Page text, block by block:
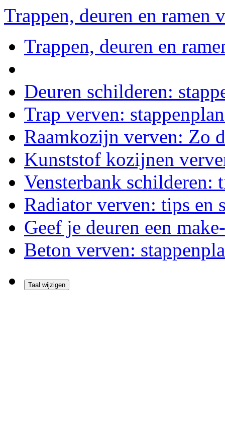
Trappen, deuren en ramen
Trappen, deuren en
Deuren schilderen:
Trap verven:
Raamkozijn verven: Zo
Kunststof kozijnen
Vensterbank schilderen:
Radiator verven: tips en
Geef je deuren een
Beton verven:
Taal wijzigen